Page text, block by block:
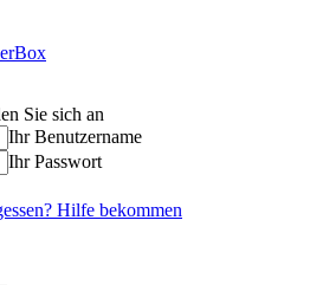
Sie sich an
Ihr Benutzername
Ihr Passwort
Hilfe bekommen